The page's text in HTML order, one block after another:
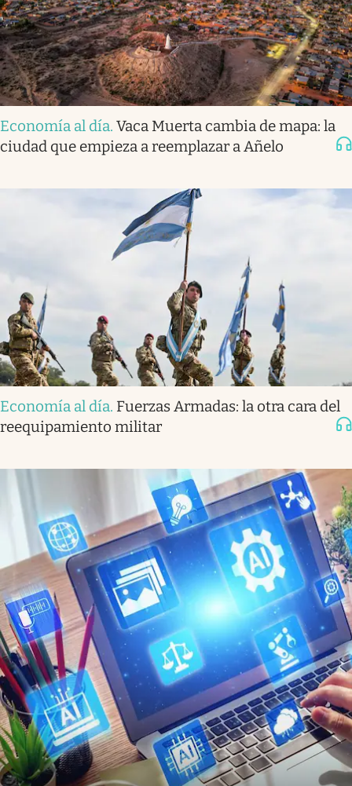
Economía al día. Vaca Muerta cambia de mapa: la
ciudad que empieza a reemplazar a Añelo
Economía al día. Fuerzas Armadas: la otra cara del
reequipamiento militar